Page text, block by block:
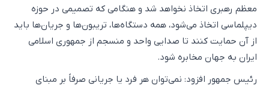
معظم رهبری اتخاذ نخواهد شد و هنگامی که تصمیمی در حوزه
دیپلماسی اتخاذ می‌شود، همه دستگاه‌ها، تریبون‌ها و جریان‌ها باید
از آن حمایت کنند تا صدایی واحد و منسجم از جمهوری اسلامی
ایران به جهان مخابره شود.
رئیس جمهور افزود: نمی‌توان هر فرد یا جریانی صرفاً بر مبنای